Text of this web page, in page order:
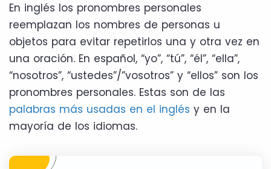
En inglés los pronombres personales
reemplazan los nombres de personas u
objetos para evitar repetirlos una y otra vez en
una oración. En español, “yo”, “tú”, “él”, “ella”,
“nosotros”, “ustedes”/”vosotros” y “ellos” son los
pronombres personales. Estas son de las
palabras más usadas en el inglés y en la
mayoría de los idiomas.